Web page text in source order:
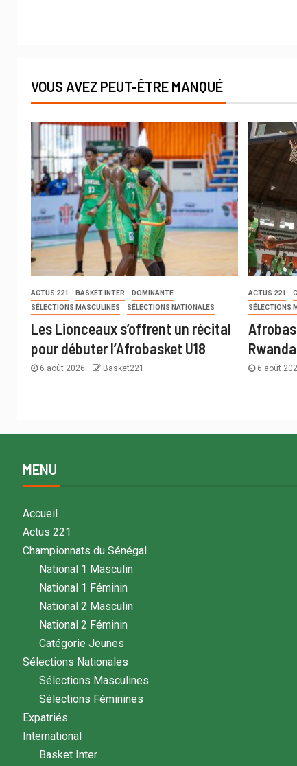
VOUS AVEZ PEUT-ÊTRE MANQUÉ
ACTUS 221 BASKET INTER
DOMINANTE
SÉLECTIONS MASCULINES
SÉLECTIONS NATIONALES
Les Lionceaux s’offrent un récital
pour débuter l’Afrobasket U18
6 août 2026 Basket221
ACTUS 221
SÉLECTIONS
6 août
MENU
Accueil
Actus 221
Championnats du Sénégal
National 1 Masculin
National 1 Féminin
National 2 Masculin
National 2 Féminin
Catégorie Jeunes
Sélections Nationales
Sélections Masculines
Sélections Féminines
Expatriés
International
Basket Inter